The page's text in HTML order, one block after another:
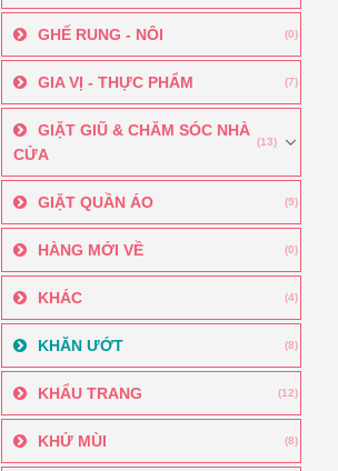
GHẾ RUNG - NÔI (0)
GIA VỊ - THỰC PHẨM (7)
GIẶT GIŨ & CHĂM SÓC NHÀ
CỬA
(13)
GIẶT QUẦN ÁO (9)
HÀNG MỚI VỀ (0)
KHÁC (4)
KHĂN ƯỚT (8)
KHẨU TRANG (12)
KHỬ MÙI (8)